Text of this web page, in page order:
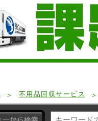
不用品回収サービス